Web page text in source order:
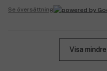
Se översättning
Visa mindre